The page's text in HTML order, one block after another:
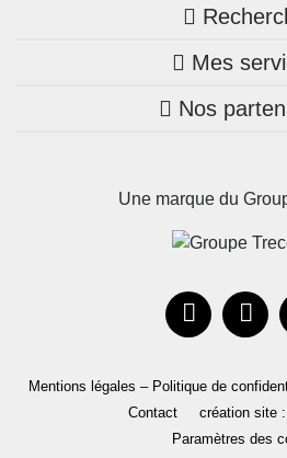
Trouver une
Bretagne
Pays de la
Occitanie
Nos
Maison +
Mes
Mon compte
Parrainez un
Nos
Une marque du
Mentions légales – Politique de
Contact
création site
Paramètres des